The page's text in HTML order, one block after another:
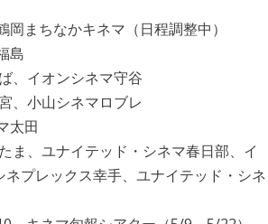
岡まちなかキネマ（日程調整中）
島
、イオンシネマ守谷
、小山シネマロブレ
太田
ま、ユナイテッド・シネマ春日部、イ
ネプレックス幸手、ユナイテッド・シネ